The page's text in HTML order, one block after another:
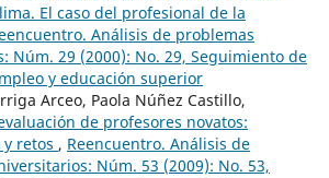
El caso del profesional de la
Análisis de problemas
Núm. 29 (2000): No. 29, Seguimiento de
y educación superior
Arceo, Paola Núñez Castillo,
de profesores novatos:
retos , Reencuentro. Análisis de
Núm. 53 (2009): No. 53,